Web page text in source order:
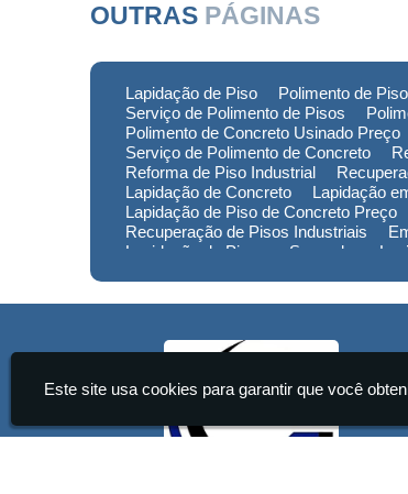
OUTRAS PÁGINAS
Lapidação de Piso Polimento de
Serviço de Polimento de Pisos
Polimento de Concreto Usinado Preço
Serviço de Polimento de Concreto
Reforma de Piso Industrial
Lapidação de Concreto
Lapidação
Lapidação de Piso de Concreto Preço
Recuperação de Pisos Industriais
Lapidação de Piso em Sorocaba
Este site usa cookies para garantir que você